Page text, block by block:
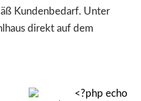
Kundenbedarf. Unter
direkt auf dem